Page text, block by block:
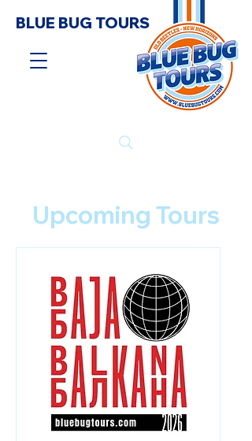
BLUE BUG TOURS
Upcoming Tours